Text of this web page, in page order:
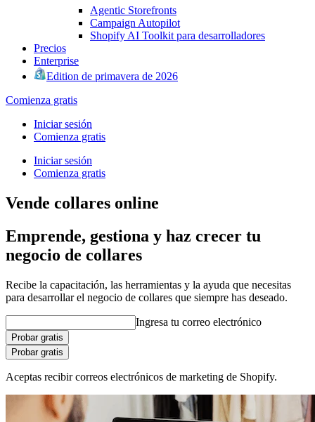
Agentic Storefronts
Campaign Autopilot
Shopify AI Toolkit para desarrolladores
Precios
Enterprise
Edition de primavera de 2026
Comienza gratis
Iniciar sesión
Comienza gratis
Iniciar sesión
Comienza gratis
Vende collares online
Emprende, gestiona y haz crecer tu
negocio de collares
Recibe la capacitación, las herramientas y la ayuda que necesitas
para desarrollar el negocio de collares que siempre has deseado.
Ingresa tu correo electrónico
Probar gratis
Probar gratis
Aceptas recibir correos electrónicos de marketing de Shopify.